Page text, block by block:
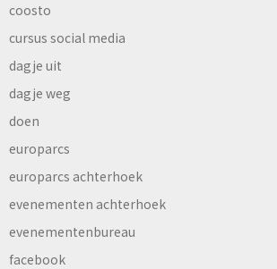
coosto
cursus social media
dagje uit
dagje weg
doen
europarcs
europarcs achterhoek
evenementen achterhoek
evenementenbureau
facebook